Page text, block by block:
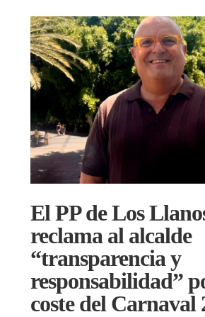
El PP de Los
reclama al alcalde
“transparencia y
responsabilidad”
coste del Carnaval